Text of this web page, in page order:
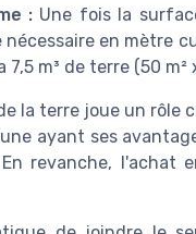
: Une fois la
en mètre
m³ de terre (50 m²
la terre joue un rôle
ayant ses
revanche,